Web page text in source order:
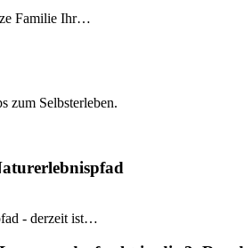
Familie Ihr…
zum Selbsterleben.
- derzeit ist…